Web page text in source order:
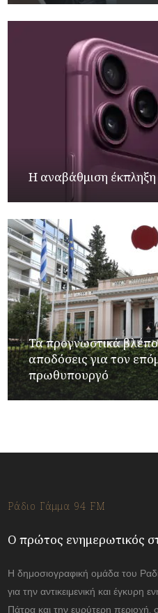
Η αναβάθμιση
Τα προγνωστικά
αποδόσεις για τον
πρωθυπουργό
Ράδιο Γάμμα 94 FM
Ο πρώτος ενημερωτικός
Η δημοσιογραφική ομάδα του
για την αντικειμενική και
Πάτρα και την ευρύτερη περιοχή,